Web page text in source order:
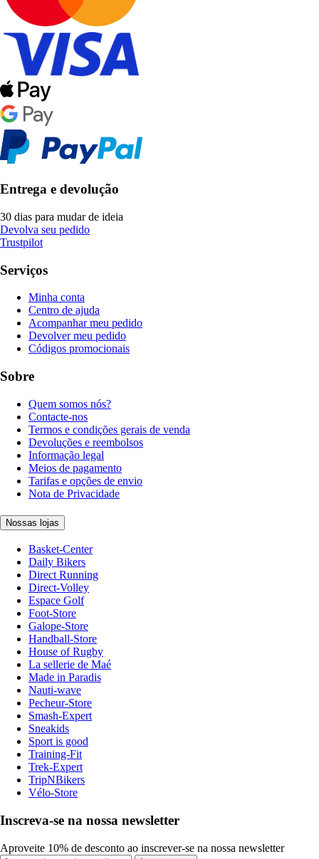
Entrega e devolução
30 dias para mudar de ideia
Devolva seu pedido
Trustpilot
Serviços
Minha conta
Centro de ajuda
Acompanhar meu pedido
Devolver meu pedido
Códigos promocionais
Sobre
Quem somos nós?
Contacte-nos
Termos e condições gerais de venda
Devoluções e reembolsos
Informação legal
Meios de pagamento
Tarifas e opções de envio
Nota de Privacidade
Nossas lojas
Basket-Center
Daily Bikers
Direct Running
Direct-Volley
Espace Golf
Foot-Store
Galope-Store
Handball-Store
House of Rugby
La sellerie de Maé
Made in Paradis
Nauti-wave
Pecheur-Store
Smash-Expert
Sneakids
Sport is good
Training-Fit
Trek-Expert
TripNBikers
Vélo-Store
Inscreva-se na nossa newsletter
Aproveite 10% de desconto ao inscrever-se na nossa newsletter